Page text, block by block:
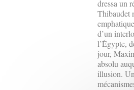
dressa un
Thibaudet
d’un
l’Égypte,
jour,
absolu
illusion.